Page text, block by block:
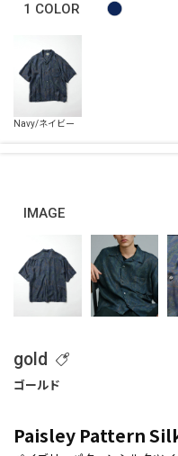
1 COLOR
IMAGE
gold
Paisley Pattern